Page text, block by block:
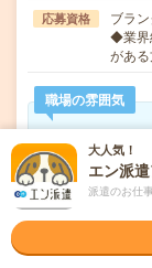
応募資格
ブラ
◆業界
があ
職場の雰囲気
年齢層
男女比率
大人気！
エン派
派遣のお仕